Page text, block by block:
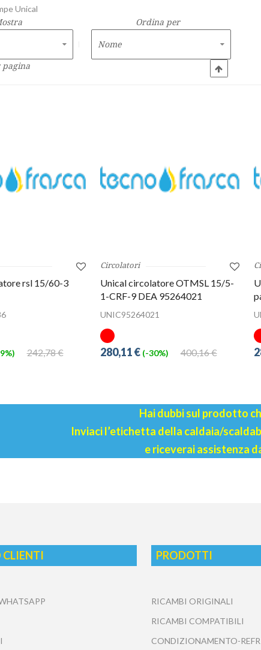
Unical
pagina
Ordina per
rsl 15/60-3
242,78 €
Circolatori
Unical circolatore OTMSL 15/5-
1-CRF-9 DEA 95264021
UNIC95264021
400,16 €
280,11 € (-30%)
Hai dubbi sul prodotto
Inviaci l’etichetta della caldaia/
e riceverai assistenza
CLIENTI PRODOTTI
RICAMBI ORIGINALI
RICAMBI COMPATIBILI
CONDIZIONAMENTO-